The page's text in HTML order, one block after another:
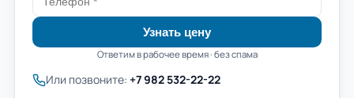
Узнать цену
Ответим в рабочее время · без спама
Или позвоните: +7 982 532-22-22